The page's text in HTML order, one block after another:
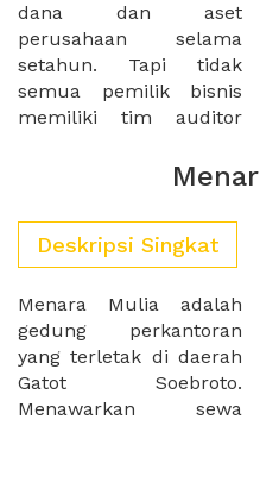
dana dan aset
perusahaan selama
setahun. Tapi tidak
semua pemilik bisnis
memiliki tim auditor
pastikan bisnis anda
tetap sukses dengan
menyewa tempat audit
Deskripsi Singkat
Menara Mulia adalah
gedung perkantoran
yang terletak di daerah
Gatot Soebroto.
Menawarkan sewa
ruang perkantoran
dengan mengusung
arsitektur yang